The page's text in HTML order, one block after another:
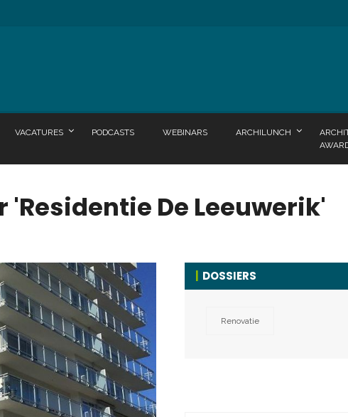
VACATURES PODCASTS WEBINARS ARCHILUNCH
De Leeuwerik'
DOSSIERS
Renovatie